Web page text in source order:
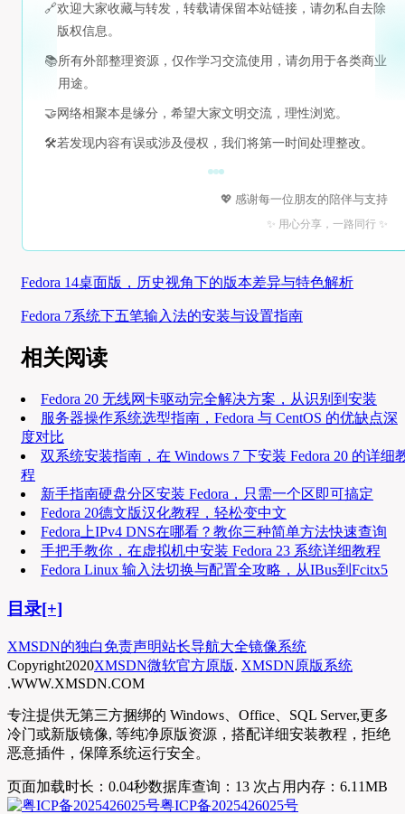
🔗欢迎大家收藏与转发，转载请保留本站链接，请勿私自去除
版权信息。
📚所有外部整理资源，仅作学习交流使用，请勿用于各类商业
用途。
🤝 网络相聚本是缘分，希望大家文明交流，理性浏览。
🛠️若发现内容有误或涉及侵权，我们将第一时间处理整改。
💖 感谢每一位朋友的陪伴与支持
✨ 用心分享，一路同行 ✨
Fedora 14桌面版，历史视角下的版本差异与特色解析
Fedora 7系统下五笔输入法的安装与设置指南
相关阅读
Fedora 20 无线网卡驱动完全解决方案，从识别到安装
服务器操作系统选型指南，Fedora 与 CentOS 的优缺点深
度对比
双系统安装指南，在 Windows 7 下安装 Fedora 20 的详细
程
新手指南硬盘分区安装 Fedora，只需一个区即可搞定
Fedora 20德文版汉化教程，轻松变中文
Fedora上IPv4 DNS在哪看？教你三种简单方法快速查询
手把手教你，在虚拟机中安装 Fedora 23 系统详细教程
Fedora Linux 输入法切换与配置全攻略，从IBus到Fcitx5
目录[+]
XMSDN的独白免责声明站长导航大全镜像系统
Copyright2020XMSDN微软官方原版. XMSDN原版系统
.WWW.XMSDN.COM
专注提供无第三方捆绑的 Windows、Office、SQL Server,更多
冷门或新版镜像, 等纯净原版资源，搭配详细安装教程，拒绝
恶意插件，保障系统运行安全。
页面加载时长：0.04秒数据库查询：13 次占用内存：6.11MB
粤ICP备2025426025号